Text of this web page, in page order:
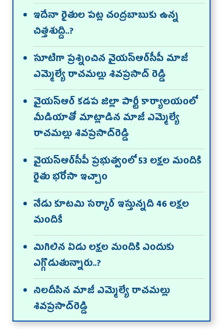
ఇదేనా రైతుల పట్ల చంద్రబాబుకు ఉన్న
చిత్తశుద్ది..?
సూటిగా ప్రశ్నించిన వైయస్ఆర్‌సీపీ మాజీ
ఎమ్మెల్యే రాచమల్లు శివప్రసాద్‌ రెడ్డి
వైయస్ఆర్‌ కడప జిల్లా పార్టీ కార్యాలయంలో
మీడియాతో మాట్లాడిన మాజీ ఎమ్మెల్యే
రాచమల్లు శివప్రసాద్‌రెడ్డి
వైయస్ఆర్‌సీపీ ప్రభుత్వంలో 53 లక్షల మందికి
రైతు భరోసా ఇచ్చాం
నేడు కూటమి సర్కార్ ఇస్తున్నది 46 లక్షల
మందికే
మిగిలిన ఏడు లక్షల మందికి ఎందుకు
ఎగ్గొడుతున్నారు..?
నిలదీసిన మాజీ ఎమ్మెల్యే రాచమల్లు
శివప్రసాద్‌రెడ్డి